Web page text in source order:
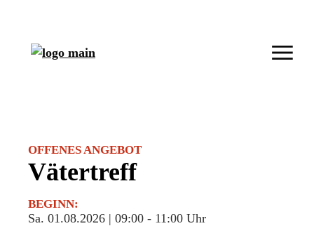
OFFENES ANGEBOT
Vätertreff
BEGINN:
Sa. 01.08.2026 | 09:00 - 11:00 Uhr